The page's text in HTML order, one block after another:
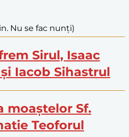
Nu se fac nunți)
Sirul, Isaac
Iacob Sihastrul
moaștelor Sf.
Teoforul